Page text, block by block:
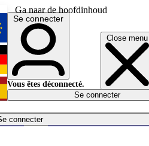
Ga naar de hoofdinhoud
Close menu
connecter
English
Deutsch
Español
Se connecter
Vous êtes déconnecté.
Se connecter